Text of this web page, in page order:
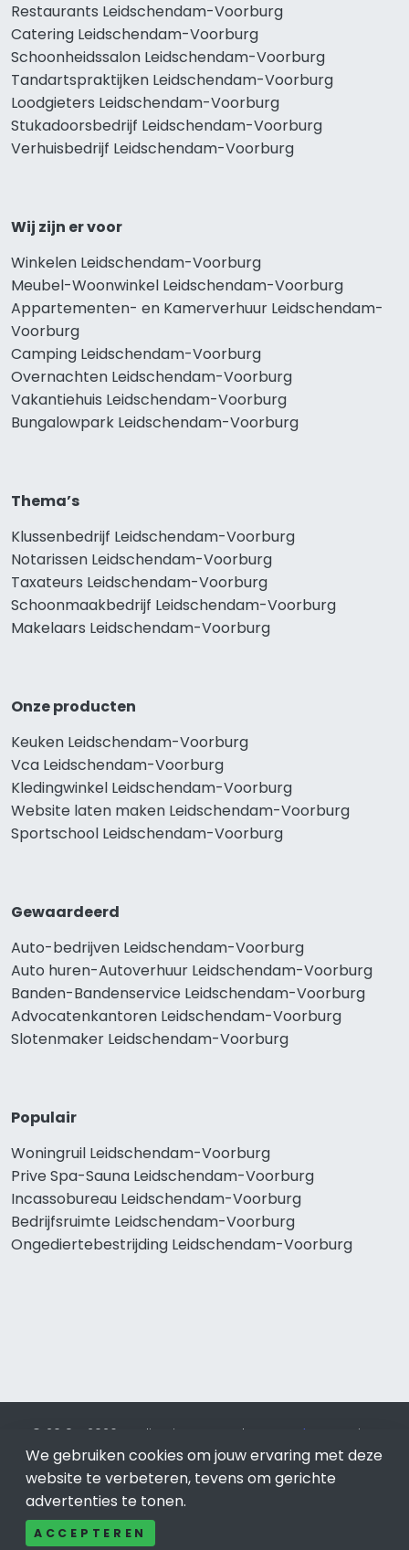
Restaurants Leidschendam-Voorburg
Catering Leidschendam-Voorburg
Schoonheidssalon Leidschendam-Voorburg
Tandartspraktijken Leidschendam-Voorburg
Loodgieters Leidschendam-Voorburg
Stukadoorsbedrijf Leidschendam-Voorburg
Verhuisbedrijf Leidschendam-Voorburg
Wij zijn er voor
Winkelen Leidschendam-Voorburg
Meubel-Woonwinkel Leidschendam-Voorburg
Appartementen- en Kamerverhuur Leidschendam-
Voorburg
Camping Leidschendam-Voorburg
Overnachten Leidschendam-Voorburg
Vakantiehuis Leidschendam-Voorburg
Bungalowpark Leidschendam-Voorburg
Thema’s
Klussenbedrijf Leidschendam-Voorburg
Notarissen Leidschendam-Voorburg
Taxateurs Leidschendam-Voorburg
Schoonmaakbedrijf Leidschendam-Voorburg
Makelaars Leidschendam-Voorburg
Onze producten
Keuken Leidschendam-Voorburg
Vca Leidschendam-Voorburg
Kledingwinkel Leidschendam-Voorburg
Website laten maken Leidschendam-Voorburg
Sportschool Leidschendam-Voorburg
Gewaardeerd
Auto-bedrijven Leidschendam-Voorburg
Auto huren-Autoverhuur Leidschendam-Voorburg
Banden-Bandenservice Leidschendam-Voorburg
Advocatenkantoren Leidschendam-Voorburg
Slotenmaker Leidschendam-Voorburg
Populair
Woningruil Leidschendam-Voorburg
Prive Spa-Sauna Leidschendam-Voorburg
Incassobureau Leidschendam-Voorburg
Bedrijfsruimte Leidschendam-Voorburg
Ongediertebestrijding Leidschendam-Voorburg
© 2019 - 2026 Realisatie en SEO door SEO-bureau
Lion
Internet. Betaal alleen voor bewezen resultaten?SEO
optimalisatie No Cure No Pay.Leidschendam-Voorburg
onderdeel van Lion Internet.
We gebruiken cookies om jouw ervaring met deze
website te verbeteren, tevens om gerichte
advertenties te tonen.
ACCEPTEREN